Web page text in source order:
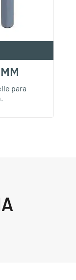
para